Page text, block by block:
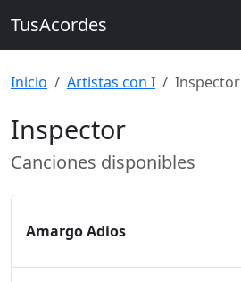
TusAcordes
Inicio Artistas con I Inspector
Inspector
Canciones disponibles
Amargo Adios